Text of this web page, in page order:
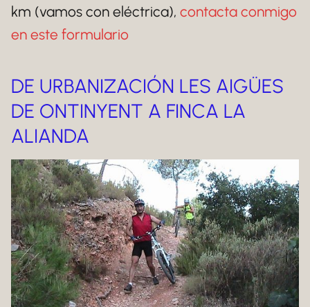
km (vamos con eléctrica), contacta conmigo
en este formulario
DE URBANIZACIÓN LES AIGÜES
DE ONTINYENT A FINCA LA
ALIANDA